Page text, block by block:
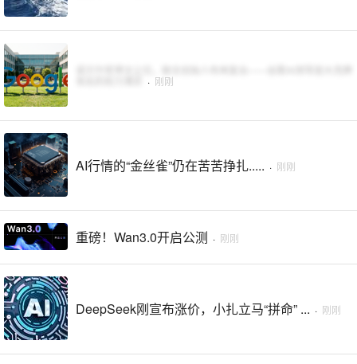
· 刚刚
AI行情的“金丝雀”仍在苦苦挣扎..... · 刚刚
重磅！Wan3.0开启公测 · 刚刚
DeepSeek刚宣布涨价，小扎立马“拼命” ... · 刚刚